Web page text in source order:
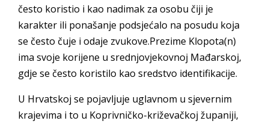
često koristio i kao nadimak za osobu čiji je
karakter ili ponašanje podsjećalo na posudu koja
se često čuje i odaje zvukove.Prezime Klopota(n)
ima svoje korijene u srednjovjekovnoj Mađarskoj,
gdje se često koristilo kao sredstvo identifikacije.
U Hrvatskoj se pojavljuje uglavnom u sjevernim
krajevima i to u Koprivničko-križevačkoj županiji,